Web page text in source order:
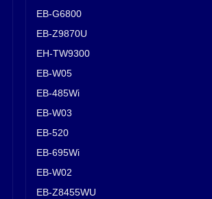
EB-G6800
EB-Z9870U
EH-TW9300
EB-W05
EB-485Wi
EB-W03
EB-520
EB-695Wi
EB-W02
EB-Z8455WU